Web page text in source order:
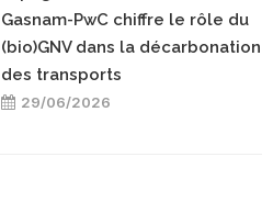
Gasnam-PwC chiffre le rôle du
(bio)GNV dans la décarbonation
des transports
29/06/2026